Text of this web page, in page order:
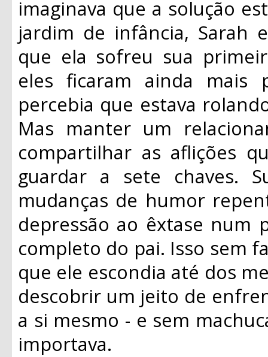
imaginava que a solução
jardim de infância, Sarah
que ela sofreu sua
eles ficaram ainda
percebia que estava
Mas manter um
compartilhar as aflições
guardar a sete chaves.
mudanças de humor
depressão ao êxtase num
completo do pai. Isso sem
que ele escondia até dos
descobrir um jeito de
a si mesmo - e sem
importava.